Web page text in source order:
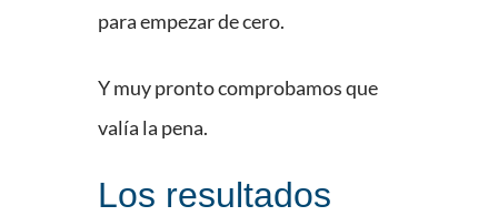
para empezar de cero.
Y muy pronto comprobamos que
valía la pena.
Los resultados